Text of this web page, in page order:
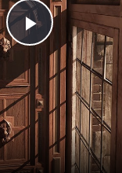
Play
Video